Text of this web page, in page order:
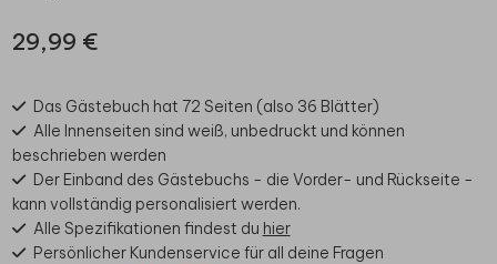
29,99 €
Das Gästebuch hat 72 Seiten (also 36 Blätter)
Alle Innenseiten sind weiß, unbedruckt und können
beschrieben werden
Der Einband des Gästebuchs - die Vorder- und Rückseite -
kann vollständig personalisiert werden.
Alle Spezifikationen findest du hier
Persönlicher Kundenservice für all deine Fragen